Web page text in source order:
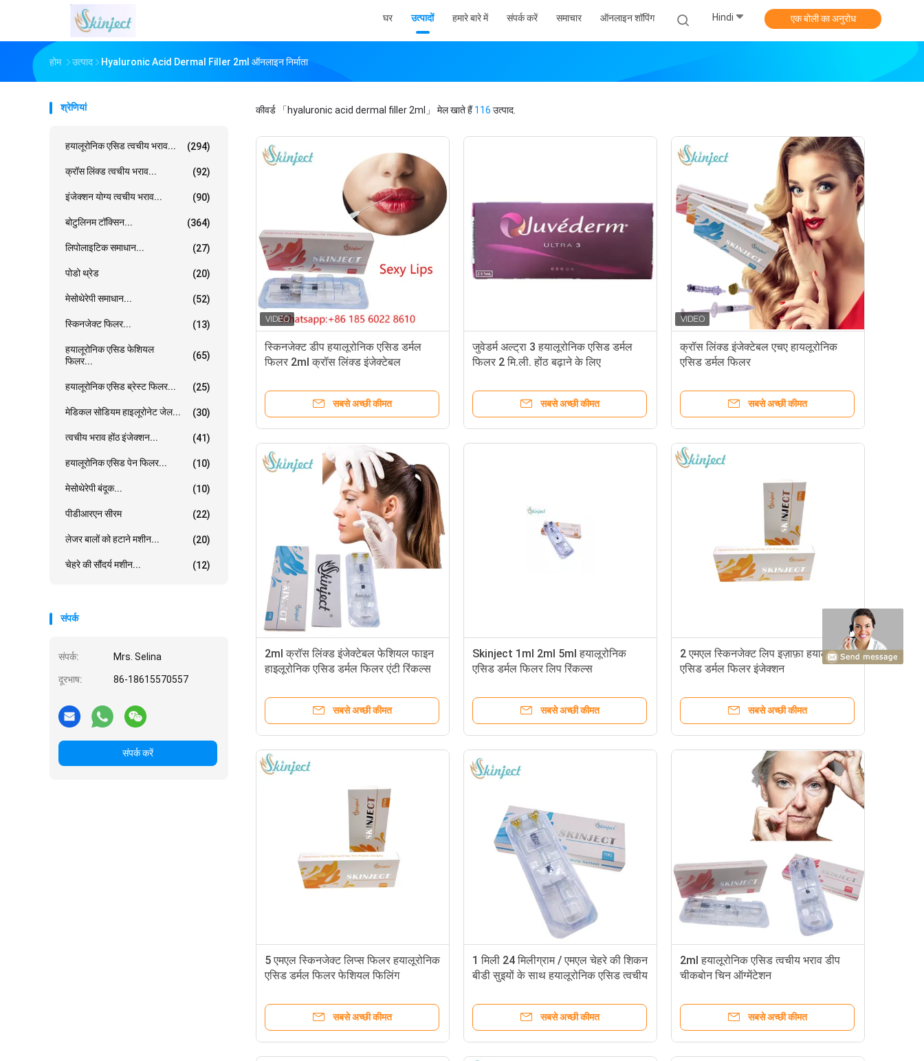
घर उत्पादों हमारे बारे में संपर्क करें समाचार ऑनलाइन शॉपिंग Hindi एक बोली का अनुरोध
होम उत्पाद Hyaluronic Acid Dermal Filler 2ml ऑनलाइन निर्माता
श्रेणियां
हयालूरोनिक एसिड त्वचीय भराव... (294)
क्रॉस लिंक्ड त्वचीय भराव... (92)
इंजेक्शन योग्य त्वचीय भराव... (90)
बोटुलिनम टॉक्सिन... (364)
लिपोलाइटिक समाधान... (27)
पोडो थ्रेड (20)
मेसोथेरेपी समाधान... (52)
स्किनजेक्ट फिलर... (13)
हयालूरोनिक एसिड फेशियल
फिलर...
(65)
हयालूरोनिक एसिड ब्रेस्ट फिलर... (25)
मेडिकल सोडियम हाइलूरोनेट जेल... (30)
त्वचीय भराव होंठ इंजेक्शन... (41)
हयालूरोनिक एसिड पेन फिलर... (10)
मेसोथेरेपी बंदूक... (10)
पीडीआरएन सीरम (22)
लेजर बालों को हटाने मशीन... (20)
चेहरे की सौंदर्य मशीन... (12)
संपर्क
संपर्क: Mrs. Selina
दूरभाष: 86-18615570557
संपर्क करें
कीवर्ड 「hyaluronic acid dermal filler 2ml」 मेल खाते हैं116 उत्पाद.
स्किनजेक्ट डीप हयालूरोनिक एसिड डर्मल
फिलर 2ml क्रॉस लिंक्ड इंजेक्टेबल
सबसे अच्छी कीमत
जुवेडर्म अल्ट्रा 3 हयालूरोनिक एसिड डर्मल
फिलर 2 मि.ली. होंठ बढ़ाने के लिए
सबसे अच्छी कीमत
क्रॉस लिंक्ड इंजेक्टेबल एचए हायलूरोनिक
एसिड डर्मल फिलर
सबसे अच्छी कीमत
2ml क्रॉस लिंक्ड इंजेक्टेबल फेशियल फाइन
हाइलूरोनिक एसिड डर्मल फिलर एंटी रिंकल्स
सबसे अच्छी कीमत
Skinject 1ml 2ml 5ml हयालूरोनिक
एसिड डर्मल फिलर लिप रिंकल्स
सबसे अच्छी कीमत
2 एमएल स्किनजेक्ट लिप इज़ाफ़ा हयालूरोनिक
एसिड डर्मल फिलर इंजेक्शन
सबसे अच्छी कीमत
5 एमएल स्किनजेक्ट लिप्स फिलर हयालूरोनिक
एसिड डर्मल फिलर फेशियल फिलिंग
सबसे अच्छी कीमत
1 मिली 24 मिलीग्राम / एमएल चेहरे की शिकन
बीडी सुइयों के साथ हयालूरोनिक एसिड त्वचीय
सबसे अच्छी कीमत
2ml हयालूरोनिक एसिड त्वचीय भराव डीप
चीकबोन चिन ऑग्मेंटेशन
सबसे अच्छी कीमत